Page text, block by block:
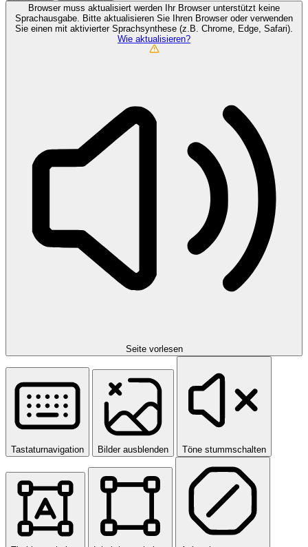
Browser muss aktualisiert werden
Ihr Browser unterstützt keine
Sprachausgabe. Bitte aktualisieren Sie Ihren Browser oder verwenden
Sie einen mit aktivierter Sprachsynthese (z.B. Chrome, Edge, Safari).
Wie aktualisieren?
Seite vorlesen
Tastaturnavigation Bilder ausblenden Töne stummschalten